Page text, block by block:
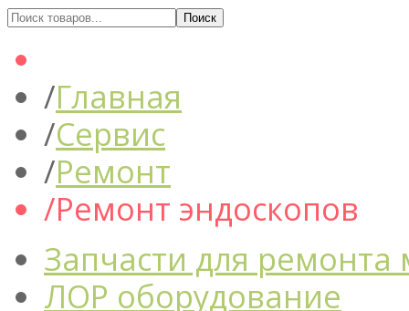
Главная
Сервис
Ремонт
Ремонт эндоскопов
Запчасти для
ЛОР оборудование